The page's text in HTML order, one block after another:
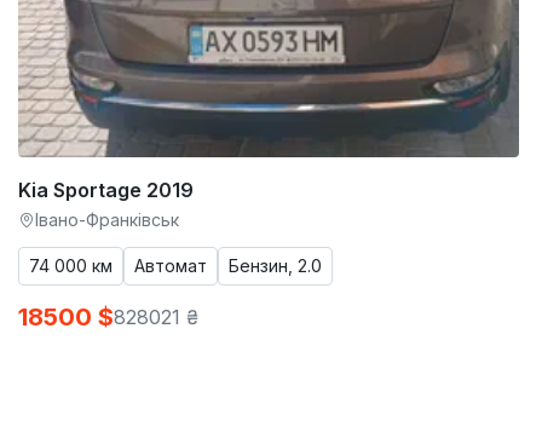
Kia Sportage 2019
Івано-Франківськ
74 000 км Автомат Бензин, 2.0
18500 $828021 ₴